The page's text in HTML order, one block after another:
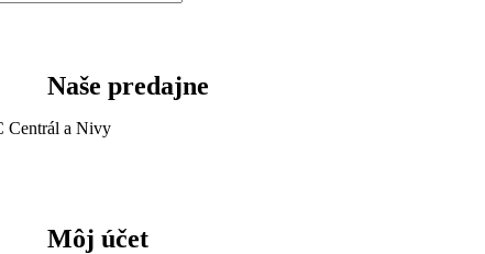
Naše predajne
Centrál a Nivy
Môj účet